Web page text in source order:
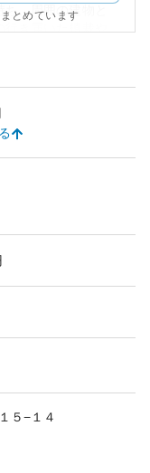
、周囲の建物と
、資産性のプラ
朽化や、将来的な
能性があるた
することが求め
詳細な確認が必
とめています
１５−１４